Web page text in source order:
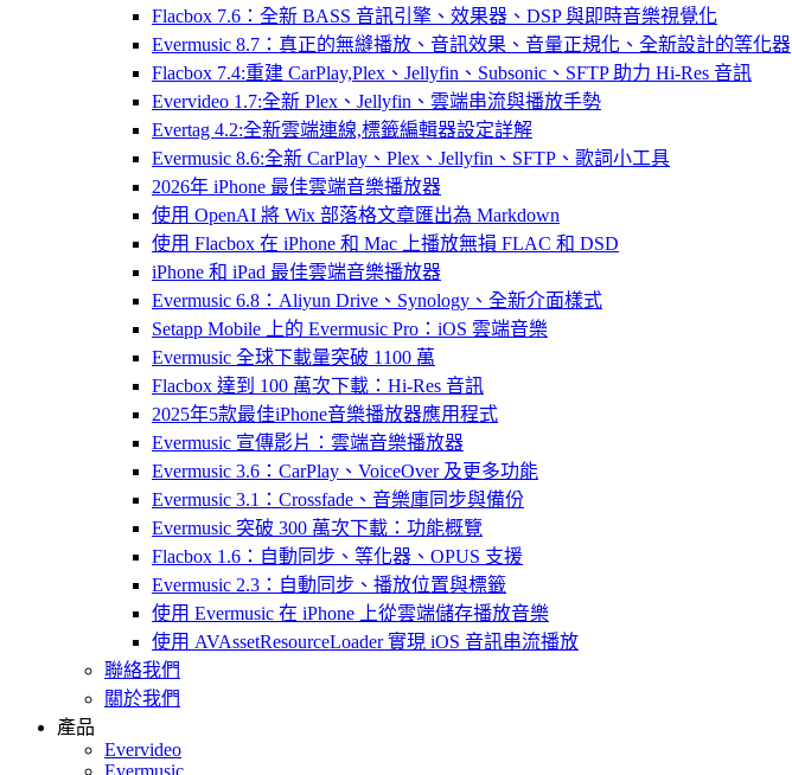
Flacbox 7.6：全新 BASS 音訊引擎、效果器、DSP 與即時音樂視覺化
Evermusic 8.7：真正的無縫播放、音訊效果、音量正規化、全新設計的等化器
Flacbox 7.4:重建 CarPlay,Plex、Jellyfin、Subsonic、SFTP 助力 Hi-Res 音訊
Evervideo 1.7:全新 Plex、Jellyfin、雲端串流與播放手勢
Evertag 4.2:全新雲端連線,標籤編輯器設定詳解
Evermusic 8.6:全新 CarPlay、Plex、Jellyfin、SFTP、歌詞小工具
2026年 iPhone 最佳雲端音樂播放器
使用 OpenAI 將 Wix 部落格文章匯出為 Markdown
使用 Flacbox 在 iPhone 和 Mac 上播放無損 FLAC 和 DSD
iPhone 和 iPad 最佳雲端音樂播放器
Evermusic 6.8：Aliyun Drive、Synology、全新介面樣式
Setapp Mobile 上的 Evermusic Pro：iOS 雲端音樂
Evermusic 全球下載量突破 1100 萬
Flacbox 達到 100 萬次下載：Hi-Res 音訊
2025年5款最佳iPhone音樂播放器應用程式
Evermusic 宣傳影片：雲端音樂播放器
Evermusic 3.6：CarPlay、VoiceOver 及更多功能
Evermusic 3.1：Crossfade、音樂庫同步與備份
Evermusic 突破 300 萬次下載：功能概覽
Flacbox 1.6：自動同步、等化器、OPUS 支援
Evermusic 2.3：自動同步、播放位置與標籤
使用 Evermusic 在 iPhone 上從雲端儲存播放音樂
使用 AVAssetResourceLoader 實現 iOS 音訊串流播放
聯絡我們
關於我們
產品
Evervideo
Evermusic